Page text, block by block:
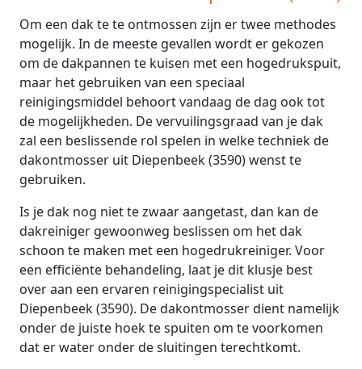
Om een dak te te ontmossen zijn er twee methodes
mogelijk. In de meeste gevallen wordt er gekozen
om de dakpannen te kuisen met een hogedrukspuit,
maar het gebruiken van een speciaal
reinigingsmiddel behoort vandaag de dag ook tot
de mogelijkheden. De vervuilingsgraad van je dak
zal een beslissende rol spelen in welke techniek de
dakontmosser uit Diepenbeek (3590) wenst te
gebruiken.
Is je dak nog niet te zwaar aangetast, dan kan de
dakreiniger gewoonweg beslissen om het dak
schoon te maken met een hogedrukreiniger. Voor
een efficiënte behandeling, laat je dit klusje best
over aan een ervaren reinigingspecialist uit
Diepenbeek (3590). De dakontmosser dient namelijk
onder de juiste hoek te spuiten om te voorkomen
dat er water onder de sluitingen terechtkomt.